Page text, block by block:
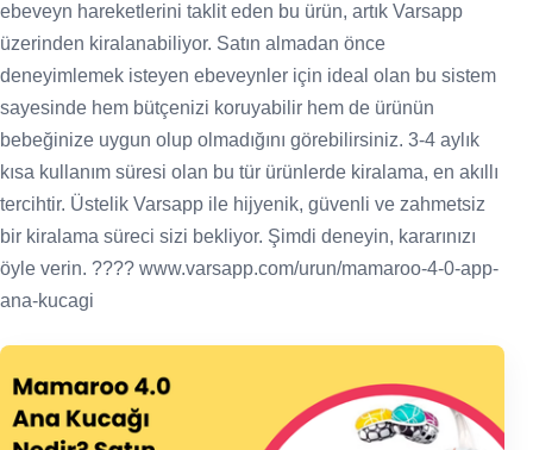
ebeveyn hareketlerini taklit eden bu ürün, artık Varsapp
üzerinden kiralanabiliyor. Satın almadan önce
deneyimlemek isteyen ebeveynler için ideal olan bu sistem
sayesinde hem bütçenizi koruyabilir hem de ürünün
bebeğinize uygun olup olmadığını görebilirsiniz. 3-4 aylık
kısa kullanım süresi olan bu tür ürünlerde kiralama, en akıllı
tercihtir. Üstelik Varsapp ile hijyenik, güvenli ve zahmetsiz
bir kiralama süreci sizi bekliyor. Şimdi deneyin, kararınızı
öyle verin. ???? www.varsapp.com/urun/mamaroo-4-0-app-
ana-kucagi